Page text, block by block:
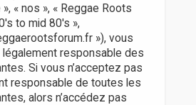
», « nos », « Reggae Roots
to mid 80's »,
»), vous
légalement responsable des
Si vous n’acceptez pas
responsable de toutes les
alors n’accédez pas